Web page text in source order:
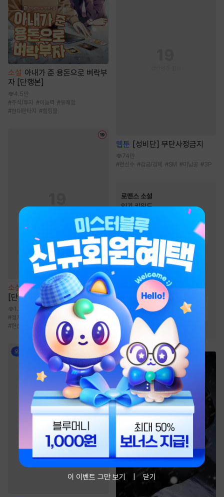
소설 아내가 준 용돈으로 벼락부
자 [단행본]
4.5만
#주식/투자 #이능력 #유쾌함
#현대판타지 # 힐링물
소설
[BL] 블랙아웃(Blackout)
[단행본]
1.2만
#정치/재벌 애증 #첫사랑
#헌신공
웹툰 [성비단] 무단사정금지
74만
#헌신수 #감금/강제 #SM #미남공 #3P
로맨스 소설
인기 키워드
#오해 #
#고수위
능력남
# 재회물
첫사랑
운명적사랑 #능력녀
상처남 #소유욕/집착
순진녀
왕족/귀족
다정남 #절륜남 #집착남
#순정남 # #계략남
재벌남
이 이벤트 그만 보기 닫기